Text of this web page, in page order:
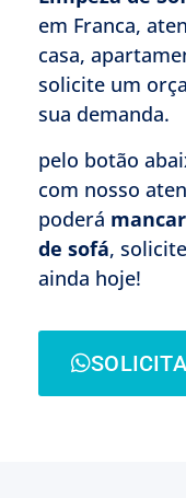
em Franca,
casa,
solicite um
sua demanda.
pelo botão
com nosso
poderá
de sofá,
ainda hoje!